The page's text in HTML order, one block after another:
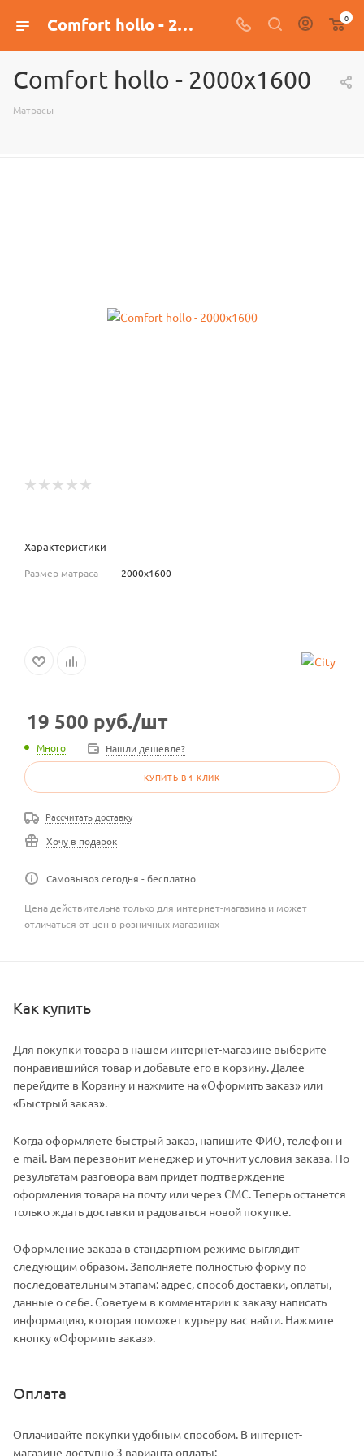
Comfort hollo - 2000x1600 0
Comfort hollo - 2000x1600
Матрасы
Характеристики
Размер матраса — 2000x1600
19 500 руб./шт
Много Нашли дешевле?
КУПИТЬ В 1 КЛИК
Рассчитать доставку
Хочу в подарок
Самовывоз сегодня - бесплатно
Цена действительна только для интернет-магазина и может
отличаться от цен в розничных магазинах
Как купить
Для покупки товара в нашем интернет-магазине выберите
понравившийся товар и добавьте его в корзину. Далее
перейдите в Корзину и нажмите на «Оформить заказ» или
«Быстрый заказ».
Когда оформляете быстрый заказ, напишите ФИО, телефон и
e-mail. Вам перезвонит менеджер и уточнит условия заказа. По
результатам разговора вам придет подтверждение
оформления товара на почту или через СМС. Теперь останется
только ждать доставки и радоваться новой покупке.
Оформление заказа в стандартном режиме выглядит
следующим образом. Заполняете полностью форму по
последовательным этапам: адрес, способ доставки, оплаты,
данные о себе. Советуем в комментарии к заказу написать
информацию, которая поможет курьеру вас найти. Нажмите
кнопку «Оформить заказ».
Оплата
Оплачивайте покупки удобным способом. В интернет-
магазине доступно 3 варианта оплаты: